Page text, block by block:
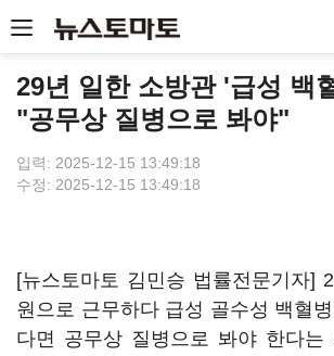
29년 일한 소방관 '급성 백
"공무상 질병으로 봐야"
입력: 2025-12-15 13:49:18
수정: 2025-12-15 13:49:18
[뉴스토마토 김민승 법률전문기자]
원으로 근무하다 급성 골수성 백혈
다면 공무상 질병으로 봐야 한다는